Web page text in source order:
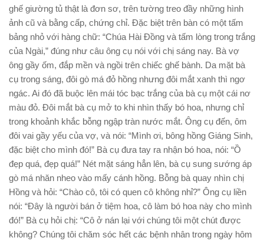
ghế giường tủ thật là đơn sơ, trên tường treo đầy những hình
ảnh cũ và bằng cấp, chứng chỉ. Đặc biệt trên bàn có một tấm
bảng nhỏ với hàng chữ: “Chúa Hài Đồng và tấm lòng trong trắng
của Ngài,” đúng như câu ông cụ nói với chị sáng nay. Bà vợ
ông gầy ốm, đắp mền và ngồi trên chiếc ghế bành. Da mặt bà
cụ trong sáng, đôi gò má đỏ hồng nhưng đôi mắt xanh thì ngơ
ngác. Ai đó đã buộc lên mái tóc bạc trắng của bà cụ một cái nơ
màu đỏ. Đôi mắt bà cụ mở to khi nhìn thấy bó hoa, nhưng chỉ
trong khoảnh khắc bỗng ngập tràn nước mắt. Ông cụ đến, ôm
đôi vai gầy yếu của vợ, và nói: “Mình ơi, bông hồng Giáng Sinh,
đặc biệt cho mình đó!” Bà cụ đưa tay ra nhận bó hoa, nói: “Ồ
đẹp quá, đẹp quá!” Nét mặt sáng hẳn lên, bà cụ sung sướng áp
gò má nhăn nheo vào mấy cánh hồng. Bỗng bà quay nhìn chị
Hồng và hỏi: “Chào cô, tôi có quen cô không nhỉ?” Ông cụ liền
nói: “Đây là người bán ở tiệm hoa, cô làm bó hoa này cho mình
đó!” Bà cụ hỏi chị: “Cô ở nán lại với chúng tôi một chút được
không? Chúng tôi chăm sóc hết các bệnh nhân trong ngày hôm